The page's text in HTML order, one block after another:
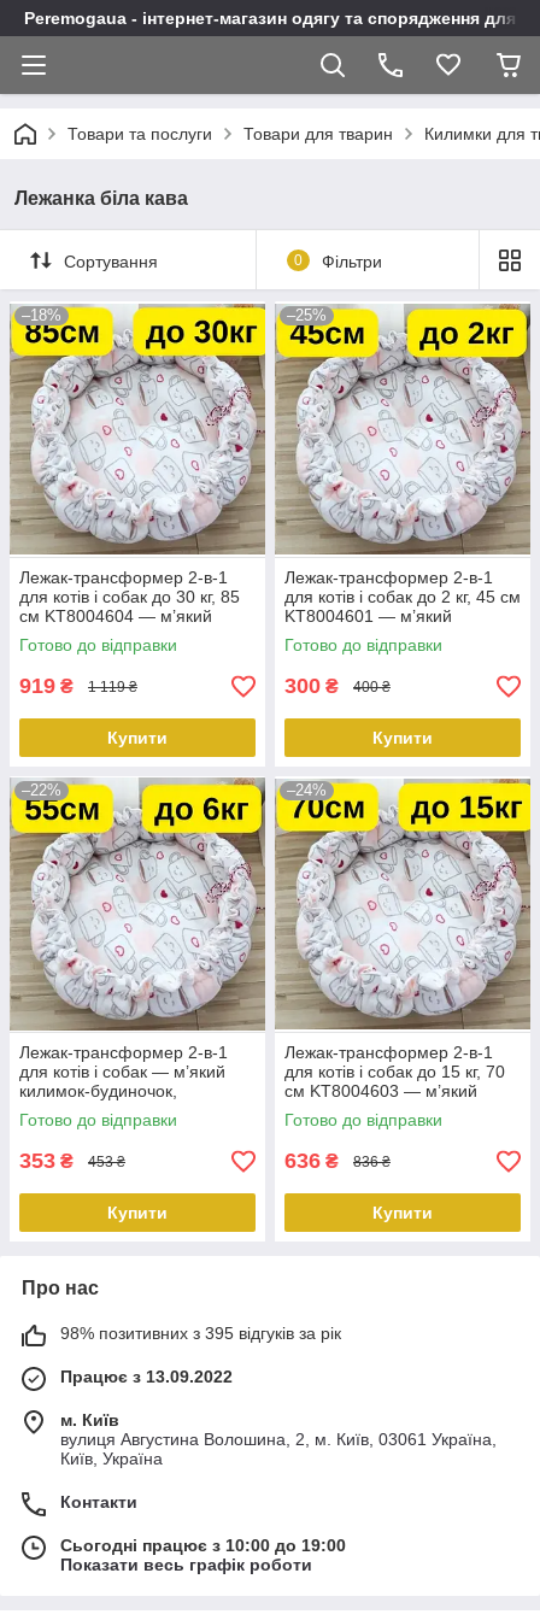
Peremogaua - інтернет-магазин одягу та спорядження для
Товари та послуги Товари для тварин Килимки для
Лежанка біла кава
Сортування 0 Фільтри
–18%
Лежак-трансформер 2-в-1
для котів і собак до 30 кг, 85
см KT8004604 — м’який
регульований килимок-
будиночок, теплий
Готово до відправки
919 ₴ 1 119 ₴
Купити
–25%
Лежак-трансформер 2-в-1
для котів і собак до 2 кг, 45 см
KT8004601 — м’який
регульований килимок-
будиночок, теплий
Готово до відправки
300 ₴ 400 ₴
Купити
–22%
Лежак-трансформер 2-в-1
для котів і собак — м’який
килимок-будиночок,
регульований, теплий, 55 см
(до 6 кг) KT8004602
Готово до відправки
353 ₴ 453 ₴
Купити
–24%
Лежак-трансформер 2-в-1
для котів і собак до 15 кг, 70
см KT8004603 — м’який
регульований килимок-
будиночок, теплий
Готово до відправки
636 ₴ 836 ₴
Купити
Про нас
98% позитивних з 395 відгуків за рік
Працює з 13.09.2022
м. Київ
вулиця Августина Волошина, 2, м. Київ, 03061 Україна,
Київ, Україна
Контакти
Сьогодні працює з 10:00 до 19:00
Показати весь графік роботи